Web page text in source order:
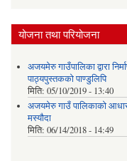
योजना तथा परियोजना
अजयमेरु गाउँपालिका द्वारा
पाठ्यपुस्तकको पाण्डुलिपि
मिति: 05/10/2019 - 13:40
अजयमेरु गाउँ पालिकाको
मस्यौदा
मिति: 06/14/2018 - 14:49